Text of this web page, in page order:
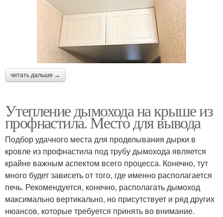
читать дальше →
Утепление дымохода на крыше из
профнастила. Место для вывода
Подбор удачного места для проделывания дырки в
кровле из профнастила под трубу дымохода является
крайне важным аспектом всего процесса. Конечно, тут
много будет зависеть от того, где именно располагается
печь. Рекомендуется, конечно, располагать дымоход
максимально вертикально, но присутствует и ряд других
нюансов, которые требуется принять во внимание.